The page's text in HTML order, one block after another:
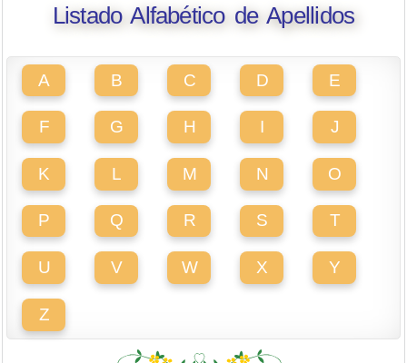
Listado Alfabético de Apellidos
A B C D E
F G H I J
K L M N O
P Q R S T
U V W X Y
Z